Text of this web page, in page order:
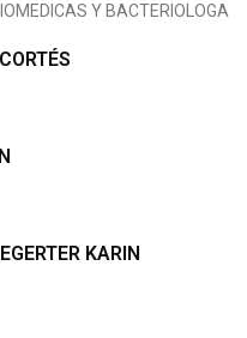
Y BACTERIOLOGA
KARIN